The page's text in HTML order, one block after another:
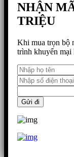
NHẬN
TRIỆU
Khi mua trọn bộ
trình khuyến mại